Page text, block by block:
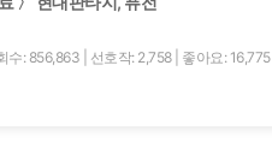
수: 856,863 선호작: 2,758 좋아요: 16,775